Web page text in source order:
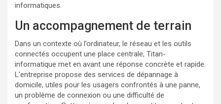
informatiques.
Un accompagnement de terrain
Dans un contexte où l’ordinateur, le réseau et les outils
connectés occupent une place centrale, Titan-
informatique met en avant une réponse concrète et rapide.
L’entreprise propose des services de dépannage à
domicile, utiles pour les usagers confrontés à une panne,
un problème de connexion ou une difficulté de